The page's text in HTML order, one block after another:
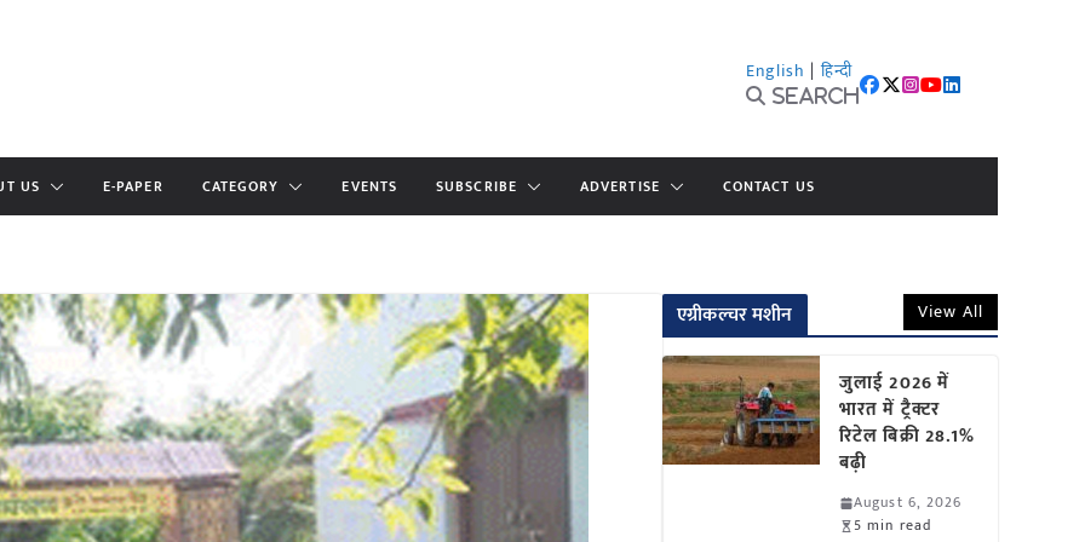
English | हिन्दी
Search
US E-PAPER CATEGORY EVENTS SUBSCRIBE ADVERTISE CONTACT US
एग्रीकल्चर मशीन View All
जुलाई 2026 में
भारत में ट्रैक्टर
रिटेल बिक्री 28.1%
बढ़ी
August 6, 2026
5 min read